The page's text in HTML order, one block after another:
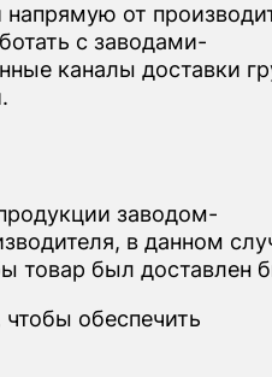
от
с заводами-
каналы доставки
заводом-
в данном
товар был доставлен
обеспечить